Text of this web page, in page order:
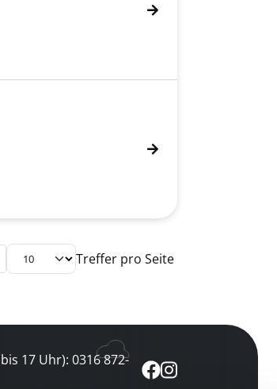
Letzte Seite Treffer pro Seite
17 Uhr): 0316 872-